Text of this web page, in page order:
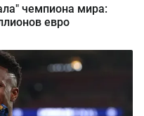
чемпиона мира:
евро